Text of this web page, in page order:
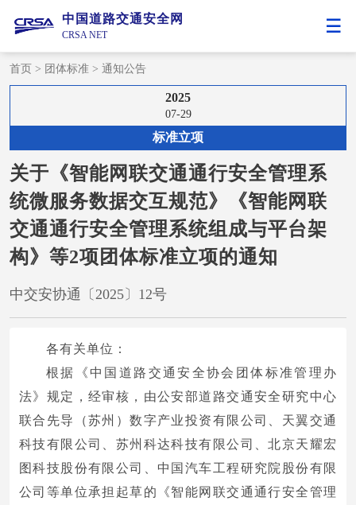
中国道路交通安全网
CRSA NET
首页 > 团体标准 > 通知公告
2025
07-29
标准立项
关于《智能网联交通通行安全管理系
统微服务数据交互规范》《智能网联
交通通行安全管理系统组成与平台架
构》等2项团体标准立项的通知​
中交安协通〔2025〕12号
各有关单位：
根据《中国道路交通安全协会团体标准管理办
法》规定，经审核，由公安部道路交通安全研究中心
联合先导（苏州）数字产业投资有限公司、天翼交通
科技有限公司、苏州科达科技有限公司、北京天耀宏
图科技股份有限公司、中国汽车工程研究院股份有限
公司等单位承担起草的《智能网联交通通行安全管理